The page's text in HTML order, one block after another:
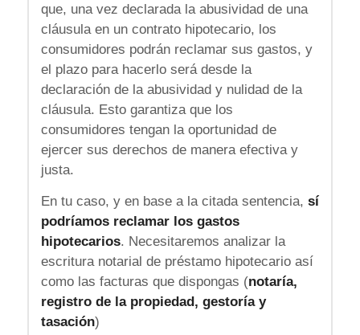
que, una vez declarada la abusividad de una
cláusula en un contrato hipotecario, los
consumidores podrán reclamar sus gastos, y
el plazo para hacerlo será desde la
declaración de la abusividad y nulidad de la
cláusula. Esto garantiza que los
consumidores tengan la oportunidad de
ejercer sus derechos de manera efectiva y
justa.
En tu caso, y en base a la citada sentencia, sí
podríamos reclamar los gastos
hipotecarios. Necesitaremos analizar la
escritura notarial de préstamo hipotecario así
como las facturas que dispongas (notaría,
registro de la propiedad, gestoría y
tasación)